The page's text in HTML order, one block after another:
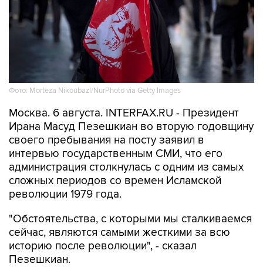
Фото: Morteza Nikoubazl/NurPhoto via Getty Images
Москва. 6 августа. INTERFAX.RU - Президент
Ирана Масуд Пезешкиан во вторую годовщину
своего пребывания на посту заявил в
интервью государственным СМИ, что его
администрация столкнулась с одним из самых
сложных периодов со времен Исламской
революции 1979 года.
"Обстоятельства, с которыми мы сталкиваемся
сейчас, являются самыми жесткими за всю
историю после революции", - сказал
Пезешкиан.